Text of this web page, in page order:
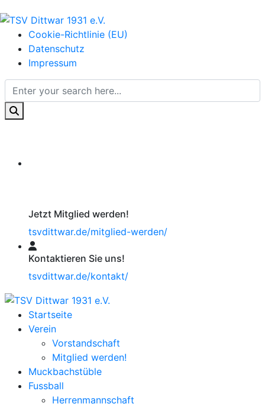
Cookie-Richtlinie (EU)
Datenschutz
Impressum
Jetzt Mitglied werden!
tsvdittwar.de/mitglied-werden/
Kontaktieren Sie uns!
tsvdittwar.de/kontakt/
Startseite
Verein
Vorstandschaft
Mitglied werden!
Muckbachstüble
Fussball
Herrenmannschaft